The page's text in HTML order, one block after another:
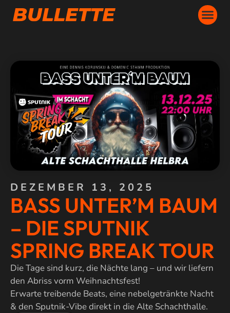
DEZEMBER 13, 2025
BASS UNTER’M BAUM
– DIE SPUTNIK
SPRING BREAK TOUR
Die Tage sind kurz, die Nächte lang – und wir liefern
den Abriss vorm Weihnachtsfest!
Erwarte treibende Beats, eine nebelgetränkte Nacht
& den Sputnik-Vibe direkt in die Alte Schachthalle.